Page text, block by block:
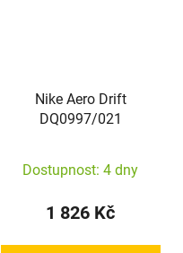
Nike Aero Drift
DQ0997/021
Dostupnost: 4 dny
1 826 Kč